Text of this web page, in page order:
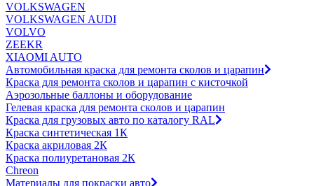
VOLKSWAGEN
VOLKSWAGEN AUDI
VOLVO
ZEEKR
XIAOMI AUTO
Автомобильная краска для ремонта сколов и царапин
Краска для ремонта сколов и царапин с кисточкой
Аэрозольные баллоны и оборудование
Гелевая краска для ремонта сколов и царапин
Краска для грузовых авто по каталогу RAL
Краска синтетическая 1К
Краска акриловая 2К
Краска полиуретановая 2К
Chreon
Материалы для покраски авто